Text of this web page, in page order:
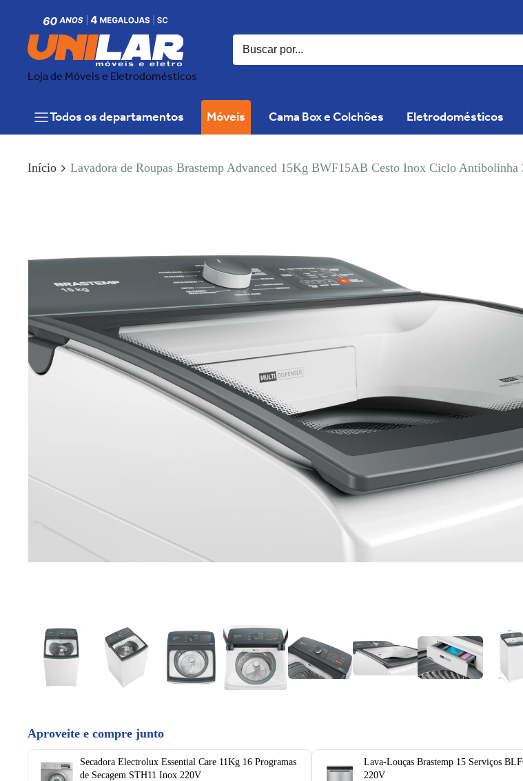
Loja de Móveis e Eletrodomésticos
Todos os departamentos Móveis Cama Box e Colchões Eletrodomésticos
Início Lavadora de Roupas Brastemp Advanced 15Kg BWF15AB Cesto Inox Ciclo Antibolinha
Aproveite e compre junto
Secadora Electrolux Essential Care 11Kg 16 Programas
de Secagem STH11 Inox 220V
Lava-Louças Brastemp 15 Serviços
220V